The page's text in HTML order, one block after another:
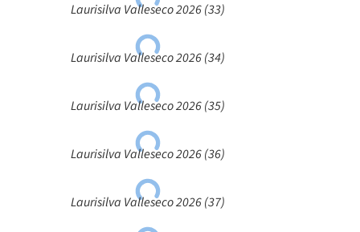
Laurisilva Valleseco 2026 (33)
Laurisilva Valleseco 2026 (34)
Laurisilva Valleseco 2026 (35)
Laurisilva Valleseco 2026 (36)
Laurisilva Valleseco 2026 (37)